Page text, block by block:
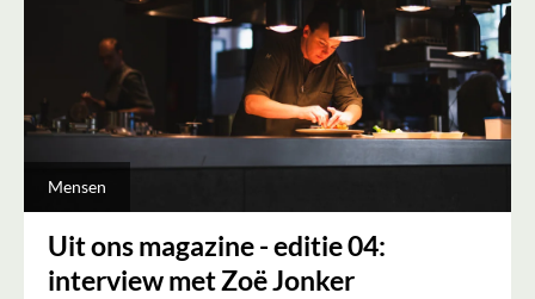
Mensen
Uit ons magazine - editie 04:
interview met Zoë Jonker